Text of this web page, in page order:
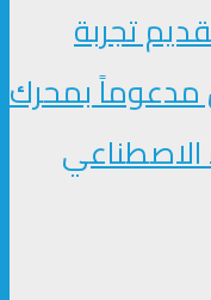
تجربة
بمحرك
الاصطناعي